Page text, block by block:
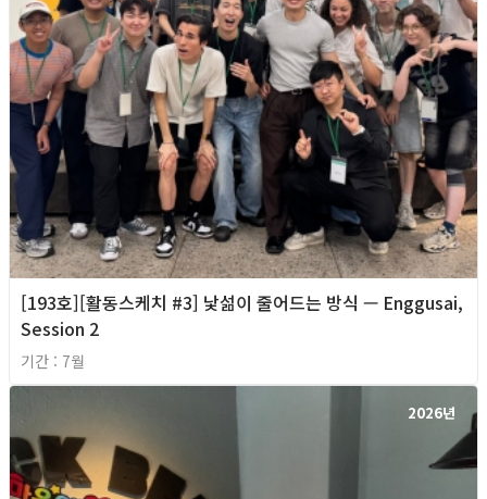
[193호][활동스케치 #3] 낯섦이 줄어드는 방식 — Enggusai,
Session 2
기간 : 7월
2026년